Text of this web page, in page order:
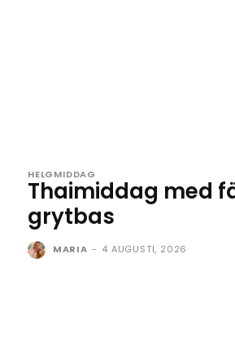
HELGMIDDAG
Thaimiddag med
grytbas
MARIA - 4 AUGUSTI, 2026